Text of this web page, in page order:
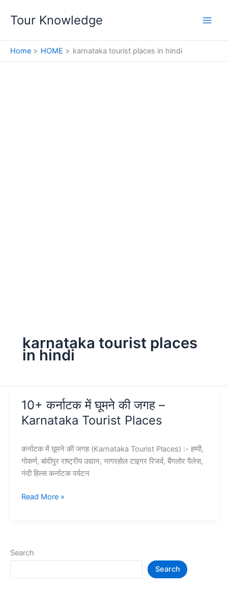
Tour Knowledge
Home HOME karnataka tourist places in hindi
karnataka tourist places
in hindi
10+ कर्नाटक में घूमने की जगह –
Karnataka Tourist Places
कर्नाटक में घूमने की जगह (Karnataka Tourist Places) :- हम्पी,
गोकर्ण, बांदीपुर राष्ट्रीय उद्यान, नागरहोल टाइगर रिजर्व, बैंगलोर पैलेस,
नंदी हिल्स कर्नाटक पर्यटन
10+
जगह
Read More »
Search
Search